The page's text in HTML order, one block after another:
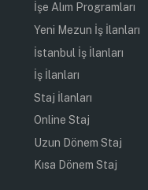
İşe Alım Programları
Yeni Mezun İş İlanları
İstanbul İş İlanları
İş İlanları
Staj İlanları
Online Staj
Uzun Dönem Staj
Kısa Dönem Staj